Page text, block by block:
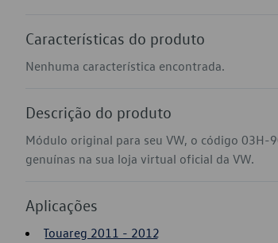
Características do produto
Nenhuma característica encontrada.
Descrição do produto
Módulo original para seu VW, o código 03H-
genuínas na sua loja virtual oficial da VW.
Aplicações
Touareg 2011 - 2012